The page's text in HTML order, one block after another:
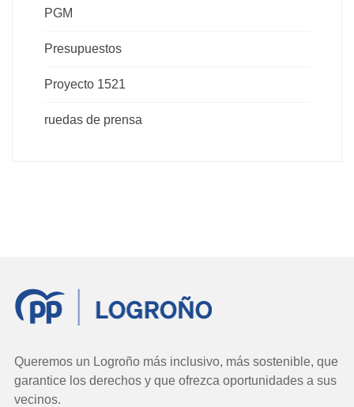
PGM
Presupuestos
Proyecto 1521
ruedas de prensa
Queremos un Logroño más inclusivo, más sostenible, que
garantice los derechos y que ofrezca oportunidades a sus
vecinos.